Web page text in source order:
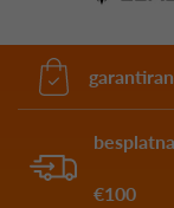
€100